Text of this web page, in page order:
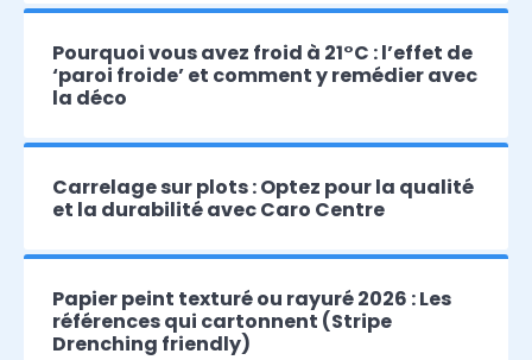
Pourquoi vous avez froid à 21°C : l’effet de
‘paroi froide’ et comment y remédier avec
la déco
Carrelage sur plots : Optez pour la qualité
et la durabilité avec Caro Centre
Papier peint texturé ou rayuré 2026 : Les
références qui cartonnent (Stripe
Drenching friendly)